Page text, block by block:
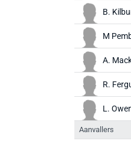
B.
M
A.
R.
L.
Aanvallers